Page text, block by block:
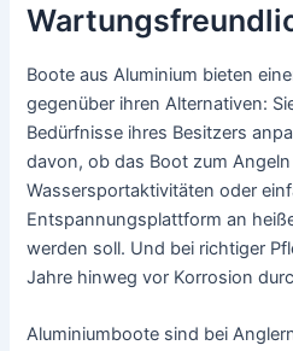
Boote aus Aluminium bieten
gegenüber ihren Alternativen:
Bedürfnisse ihres Besitzers
davon, ob das Boot zum
Wassersportaktivitäten oder
Entspannungsplattform an
werden soll. Und bei richtiger
Jahre hinweg vor Korrosion
Aluminiumboote sind bei